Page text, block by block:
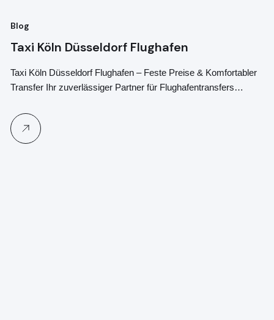
Blog
Taxi Köln Düsseldorf Flughafen
Taxi Köln Düsseldorf Flughafen – Feste Preise & Komfortabler
Transfer Ihr zuverlässiger Partner für Flughafentransfers…